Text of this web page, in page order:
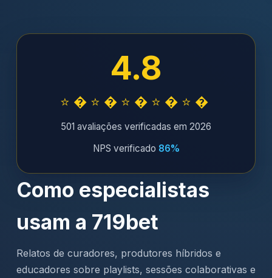
4.8
⭐�⭐�⭐�⭐�⭐�
501 avaliações verificadas em 2026
NPS verificado 86%
Como especialistas
usam a 719bet
Relatos de curadores, produtores híbridos e
educadores sobre playlists, sessões colaborativas e